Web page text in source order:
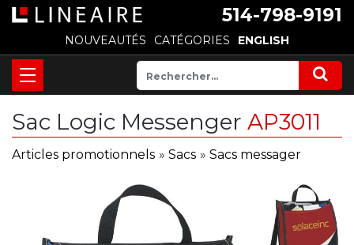
514-798-9191
NOUVEAUTÉS CATÉGORIES ENGLISH
Sac Logic Messenger AP3011
Articles promotionnels » Sacs » Sacs messager